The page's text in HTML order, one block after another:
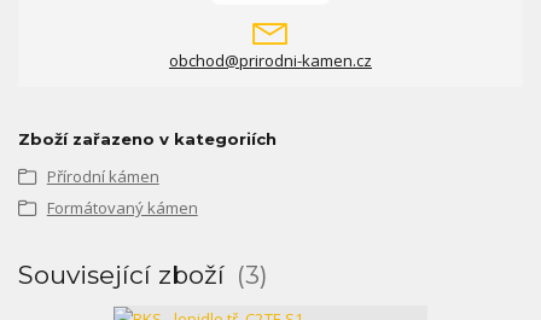
obchod@prirodni-kamen.cz
Zboží zařazeno v kategoriích
Přírodní kámen
Formátovaný kámen
Související zboží 3